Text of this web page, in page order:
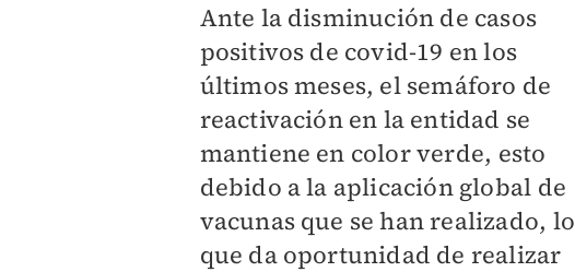
Ante la disminución de casos
positivos de covid-19 en los
últimos meses, el semáforo de
reactivación en la entidad se
mantiene en color verde, esto
debido a la aplicación global de
vacunas que se han realizado, lo
que da oportunidad de realizar